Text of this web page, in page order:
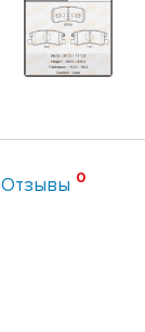
Отзывы